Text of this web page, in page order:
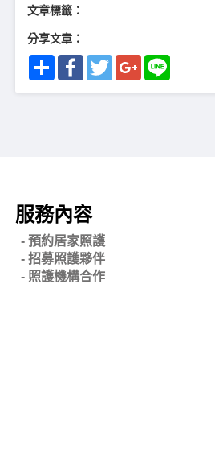
文章標籤：
分享文章：
ShareFacebookTwitterGoogle+Line
服務內容
- 預約居家照護
- 招募照護夥伴
- 照護機構合作